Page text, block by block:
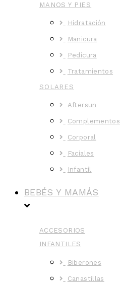
MANOS Y PIES
Hidratación
Manicura
Pedicura
Tratamientos
SOLARES
Aftersun
Complementos
Corporal
Faciales
Infantil
BEBÉS Y MAMÁS
ACCESORIOS
INFANTILES
Biberones
Canastillas